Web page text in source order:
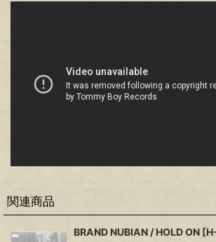
関連商品
BRAND NUBIAN / HOLD ON [